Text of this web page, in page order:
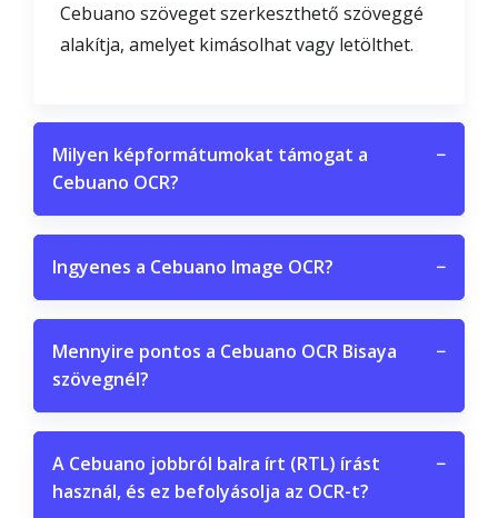
Cebuano szöveget szerkeszthető szöveggé
alakítja, amelyet kimásolhat vagy letölthet.
Milyen képformátumokat támogat a
Cebuano OCR?
−
Ingyenes a Cebuano Image OCR? −
Mennyire pontos a Cebuano OCR Bisaya
szövegnél?
−
A Cebuano jobbról balra írt (RTL) írást
használ, és ez befolyásolja az OCR-t?
−